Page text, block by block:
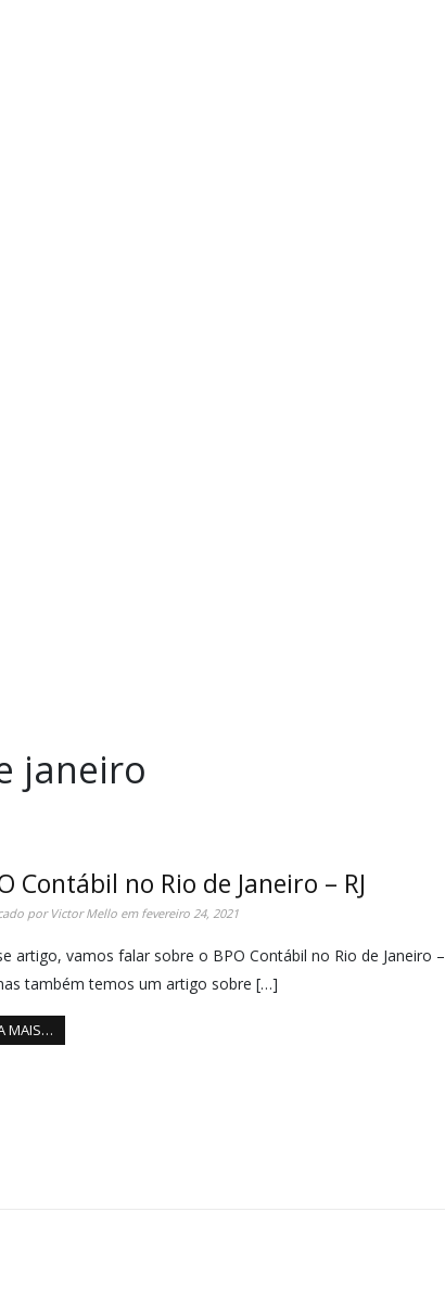
janeiro
Contábil no Rio de Janeiro – RJ
por Victor Melloem fevereiro 24, 2021
artigo, vamos falar sobre o BPO Contábil no Rio de Janeiro –
também temos um artigo sobre […]
MAIS…